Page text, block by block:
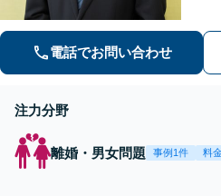
たい
能】
電話でお問い合わせ
注力分野
離婚・男女問題 事例1件 料